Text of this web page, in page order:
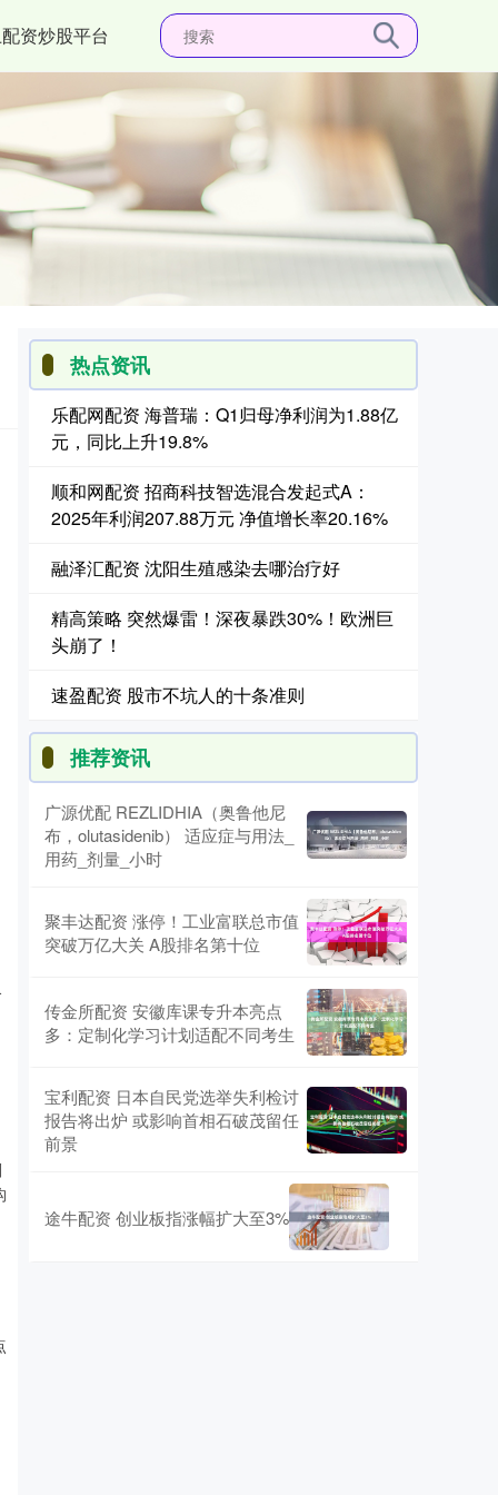
资炒股平台
热点资讯
乐配网配资 海普瑞：Q1归母净利润为1.88亿
元，同比上升19.8%
顺和网配资 招商科技智选混合发起式A：
2025年利润207.88万元 净值增长率20.16%
融泽汇配资 沈阳生殖感染去哪治疗好
精高策略 突然爆雷！深夜暴跌30%！欧洲巨
头崩了！
速盈配资 股市不坑人的十条准则
推荐资讯
广源优配 REZLIDHIA（奥鲁他尼
布，olutasidenib） 适应症与用法_
用药_剂量_小时
聚丰达配资 涨停！工业富联总市值
突破万亿大关 A股排名第十位
传金所配资 安徽库课专升本亮点
多：定制化学习计划适配不同考生
宝利配资 日本自民党选举失利检讨
报告将出炉 或影响首相石破茂留任
前景
途牛配资 创业板指涨幅扩大至3%